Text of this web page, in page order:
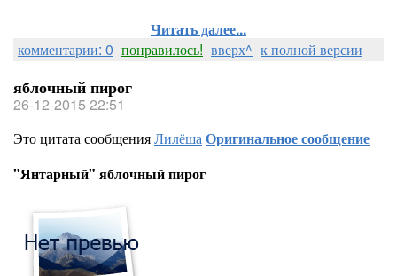
Читать далее...
комментарии: 0 понравилось! вверх^ к полной версии
яблочный пирог
26-12-2015 22:51
Это цитата сообщенияЛилёшаОригинальное сообщение
"Янтарный" яблочный пирог